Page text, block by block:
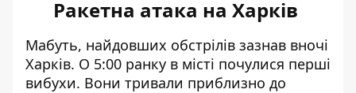
Ракетна атака на Харків
Мабуть, найдовших обстрілів зазнав вночі
Харків. О 5:00 ранку в місті почулися перші
вибухи. Вони тривали приблизно до